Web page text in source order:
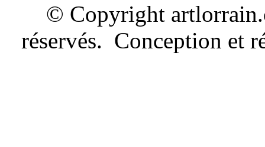
© Copyright
réservés. Conception et